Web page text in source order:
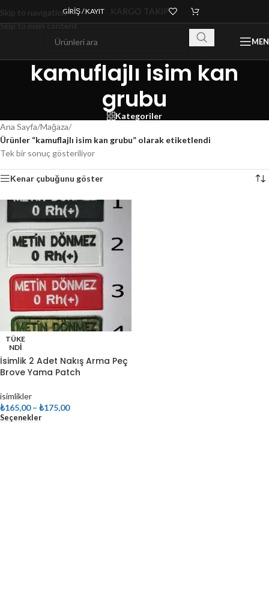
Skip to navigation
Skip to main content
GIRIŞ / KAYIT KARGO TAKİP
kamuflajlı isim kan
grubu
Kategoriler
Ana Sayfa/Mağaza/
Ürünler “kamuflajlı isim kan grubu” olarak etiketlendi
Tek bir sonuç gösteriliyor
Kenar çubuğunu göster
TÜKE
NDI
İsimlik 2 Adet Nakış Arma Peç
Brove Yama Patch
isimlikler
₺165,00 – ₺175,00
Seçenekler